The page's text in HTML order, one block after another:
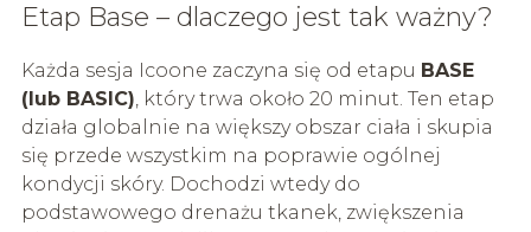
Etap Base – dlaczego jest tak ważny?
Każda sesja Icoone zaczyna się od etapu BASE
(lub BASIC), który trwa około 20 minut. Ten etap
działa globalnie na większy obszar ciała i skupia
się przede wszystkim na poprawie ogólnej
kondycji skóry. Dochodzi wtedy do
podstawowego drenażu tkanek, zwiększenia